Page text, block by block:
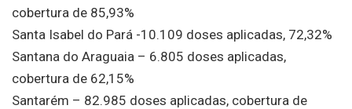
cobertura de 85,93%
Santa Isabel do Pará -10.109 doses aplicadas, 72,32%
Santana do Araguaia – 6.805 doses aplicadas,
cobertura de 62,15%
Santarém – 82.985 doses aplicadas, cobertura de